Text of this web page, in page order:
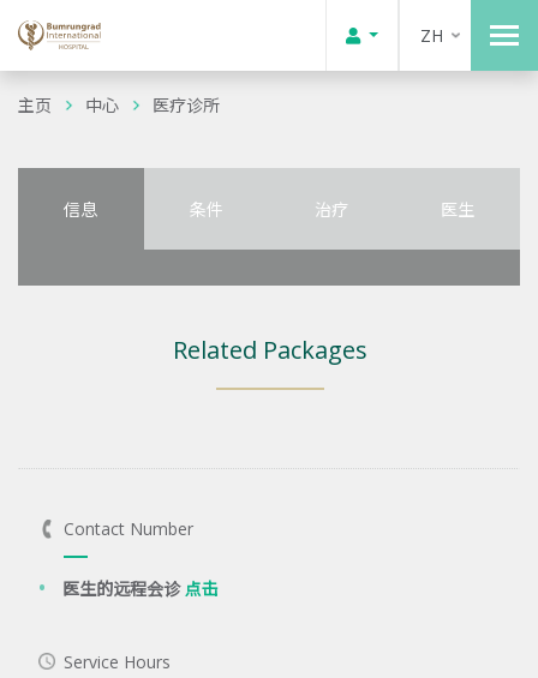
ZH
主页 中心 医疗诊所
信息 条件 治疗 医生
Related Packages
Contact Number
医生的远程会诊点击
Service Hours